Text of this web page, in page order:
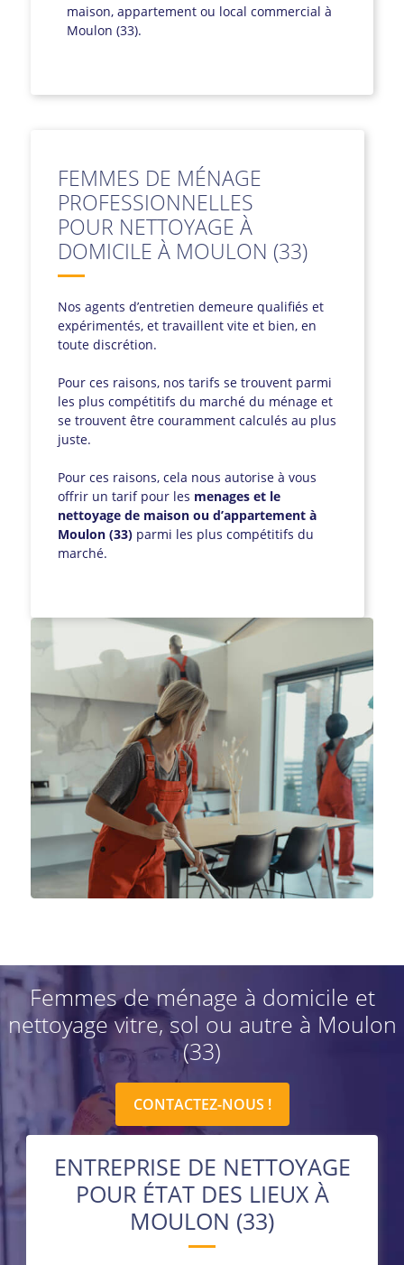
maison, appartement ou local commercial à
Moulon (33).
FEMMES DE MÉNAGE
PROFESSIONNELLES
POUR NETTOYAGE À
DOMICILE À MOULON (33)
Nos agents d’entretien demeure qualifiés et
expérimentés, et travaillent vite et bien, en
toute discrétion.
Pour ces raisons, nos tarifs se trouvent parmi
les plus compétitifs du marché du ménage et
se trouvent être couramment calculés au plus
juste.
Pour ces raisons, cela nous autorise à vous
offrir un tarif pour les menages et le
nettoyage de maison ou d’appartement à
Moulon (33) parmi les plus compétitifs du
marché.
Femmes de ménage à domicile et
nettoyage vitre, sol ou autre à Moulon
(33)
CONTACTEZ-NOUS !
ENTREPRISE DE NETTOYAGE
POUR ÉTAT DES LIEUX À
MOULON (33)